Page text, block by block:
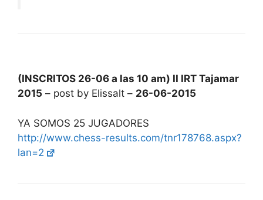
(INSCRITOS 26-06 a las 10 am) II IRT Tajamar
2015 – post by Elissalt – 26-06-2015
YA SOMOS 25 JUGADORES
http://www.chess-results.com/tnr178768.aspx?
lan=2